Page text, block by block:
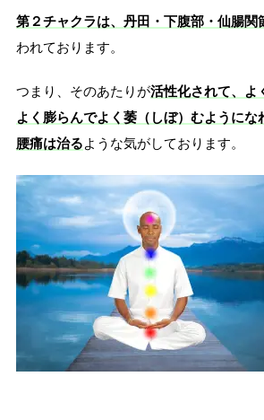
第２チャクラは、丹田・下腹部・仙腸関
われております。
つまり、そのあたりが活性化されて、よ
よく膨らんでよく萎（しぼ）むようにな
腰痛は治るような気がしております。